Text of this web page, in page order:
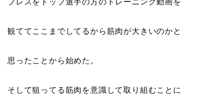
プレスをトップ選手の方のトレーニング動画を
観ててここまでしてるから筋肉が大きいのかと
思ったことから始めた。
そして狙ってる筋肉を意識して取り組むことに